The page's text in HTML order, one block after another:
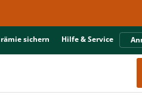
sichern Hilfe & Service